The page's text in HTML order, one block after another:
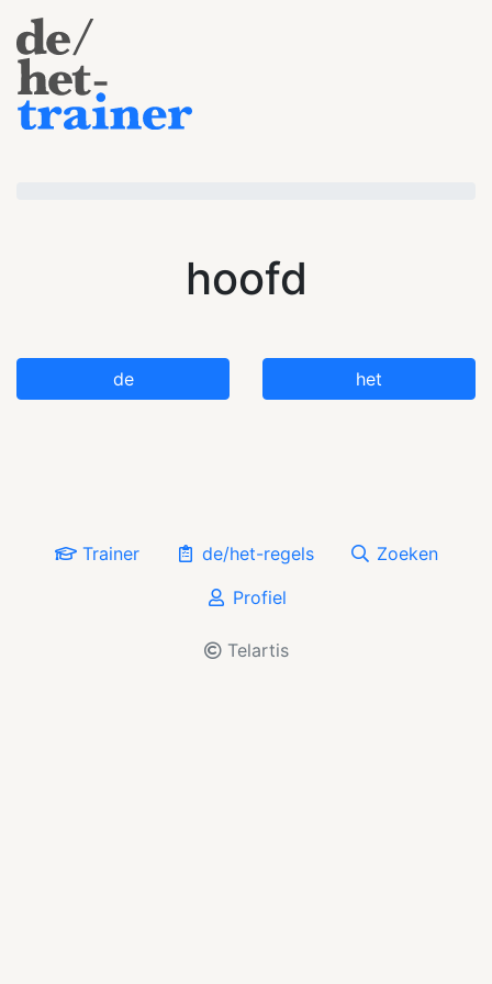
hoofd
de het
Trainer de/het-regels
Zoeken
Profiel
Telartis